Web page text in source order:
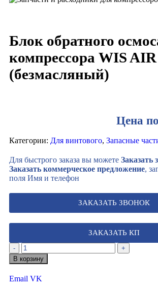
Блок обратного
компрессора WIS AIR
(безмасляный)
Цена
Категории: Для винтового, Запасные
Для быстрого заказа вы можете Заказать
Заказать коммерческое предложение,
поля Имя и телефон
ЗАКАЗАТЬ ЗВОНОК
ЗАКАЗАТЬ КП
-
+
В корзину
Email VK